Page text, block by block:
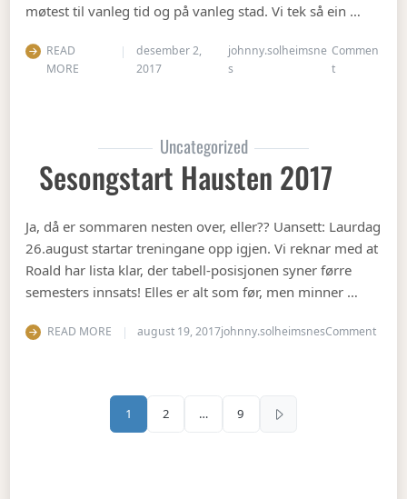
møtest til vanleg tid og på vanleg stad. Vi tek så ein …
READ
MORE
desember 2,
2017
johnny.solheimsne
s
Commen
ton Julebord
Uncategorized
Sesongstart Hausten 2017
Ja, då er sommaren nesten over, eller?? Uansett: Laurdag
26.august startar treningane opp igjen. Vi reknar med at
Roald har lista klar, der tabell-posisjonen syner førre
semesters innsats! Elles er alt som før, men minner …
READ MORE august 19, 2017johnny.solheimsnesCommenton
Sidepaginering
1 2 … 9